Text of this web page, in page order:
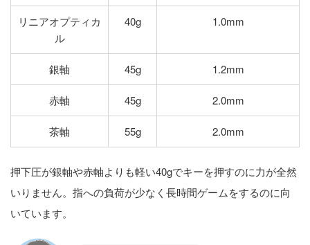
リニアオプティカ
ル
40g 1.0mm
銀軸 45g 1.2mm
赤軸 45g 2.0mm
茶軸 55g 2.0mm
押下圧が銀軸や赤軸よりも軽い40gでキーを押すのに力が全然
いりません。指への負荷が少なく長時間ゲームをするのに向
いています。